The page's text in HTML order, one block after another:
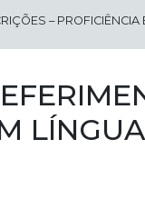
– PROFICIÊNCIA